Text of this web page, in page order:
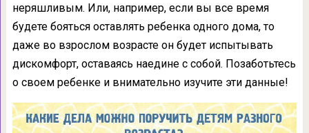
неряшливым. Или, например, если вы все время
будете бояться оставлять ребенка одного дома, то
даже во взрослом возрасте он будет испытывать
дискомфорт, оставаясь наедине с собой. Позаботьтесь
о своем ребенке и внимательно изучите эти данные!